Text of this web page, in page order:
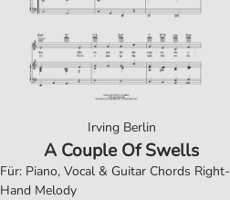
Irving Berlin
A Couple Of Swells
Für: Piano, Vocal & Guitar Chords Right-
Hand Melody